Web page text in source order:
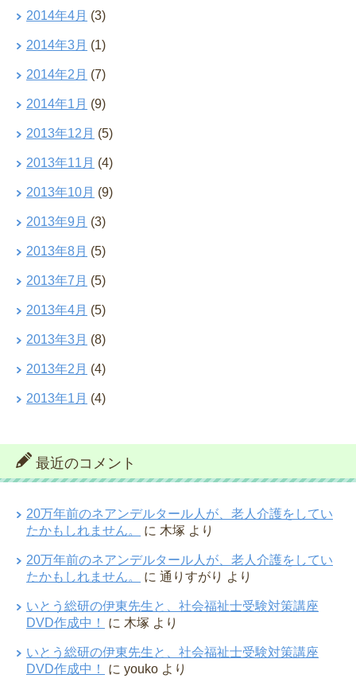
2014年4月 (3)
2014年3月 (1)
2014年2月 (7)
2014年1月 (9)
2013年12月 (5)
2013年11月 (4)
2013年10月 (9)
2013年9月 (3)
2013年8月 (5)
2013年7月 (5)
2013年4月 (5)
2013年3月 (8)
2013年2月 (4)
2013年1月 (4)
最近のコメント
20万年前のネアンデルタール人が、老人介護をしてい
たかもしれません。
に 木塚 より
20万年前のネアンデルタール人が、老人介護をしてい
たかもしれません。
に 通りすがり より
いとう総研の伊東先生と、社会福祉士受験対策講座
DVD作成中！
に 木塚 より
いとう総研の伊東先生と、社会福祉士受験対策講座
DVD作成中！
に youko より